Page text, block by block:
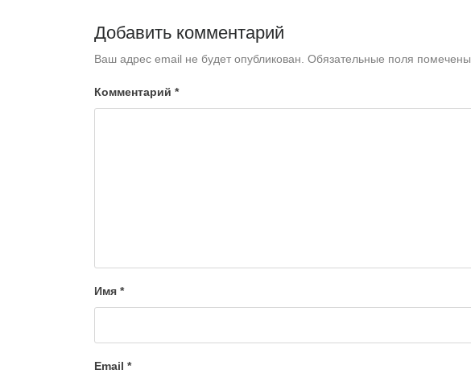
Добавить комментарий
Ваш адрес email не будет опубликован. Обязательные поля помечены
Комментарий *
Имя *
Email *